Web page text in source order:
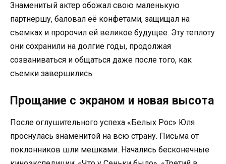
Знаменитый актер обожал свою маленькую
партнершу, баловал её конфетами, защищал на
съемках и пророчил ей великое будущее. Эту теплоту
они сохранили на долгие годы, продолжая
созваниваться и общаться даже после того, как
съемки завершились.
Прощание с экраном и новая высота
После оглушительного успеха «Белых Рос» Юля
проснулась знаменитой на всю страну. Письма от
поклонников шли мешками. Начались бесконечные